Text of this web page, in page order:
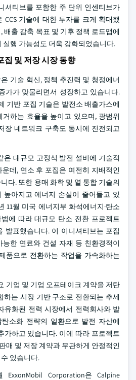
셔티브를 포함한 주 단위 인센티브가
CCS 기술에 대한 투자를 크게 확대했
배출 감축 목표 및 기후 정책 로드맵에
실행 가능성도 더욱 강화되었습니다.
집 및 저장 시장 동향
기술 혁신, 정책 추진력 및 청정에너
가가 맞물리면서 성장하고 있습니다.
기반 포집 기술은 발전소 배출가스에
하는 효율을 높이고 있으며, 광범위
장 네트워크 구축도 동시에 진전되고
은 대규모 고정식 발전 설비에 기술적
데, 연소 후 포집은 여전히 지배적인
다. 또한 용매 화학 및 열 통합 기술의
높아지고 에너지 손실이 줄어들고 있
11월 미국 에너지부 화석에너지·탄소
에 따라 대규모 탄소 전환 프로젝트
발표했습니다. 이 이니셔티브는 포집
한 연료와 건설 자재 등 친환경적이
품으로 전환하는 작업을 가속화하는
기업 및 기업 오프테이크 계약을 저탄
하는 시장 기반 구조로 전환되는 추세
유화된 전력 시장에서 전력회사와 발
소화 전략의 일환으로 발전 자산에
가하고 있습니다. 이에 따라 프로젝트
매 및 저장 계약과 무관하게 안정적인
있습니다.
Corporation은 Calpine